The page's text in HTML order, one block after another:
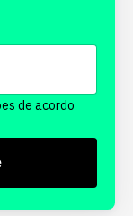
de acordo